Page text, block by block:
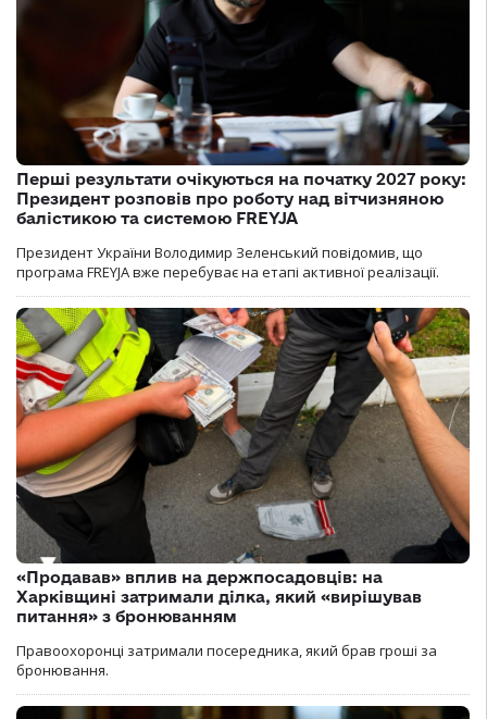
Перші результати очікуються на початку 2027 року:
Президент розповів про роботу над вітчизняною
балістикою та системою FREYJA
Президент України Володимир Зеленський повідомив, що
програма FREYJA вже перебуває на етапі активної реалізації.
«Продавав» вплив на держпосадовців: на
Харківщині затримали ділка, який «вирішував
питання» з бронюванням
Правоохоронці затримали посередника, який брав гроші за
бронювання.